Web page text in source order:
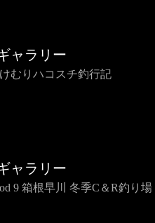
ャラリー
けむりハコスチ釣行記
ャラリー
9 箱根早川 冬季C＆R釣り場